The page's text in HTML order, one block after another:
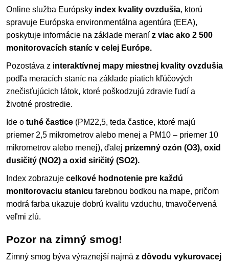
Online služba Európsky index kvality ovzdušia, ktorú
spravuje Európska environmentálna agentúra (EEA),
poskytuje informácie na základe meraní z viac ako 2 500
monitorovacích staníc v celej Európe.
Pozostáva z interaktívnej mapy miestnej kvality ovzdušia
podľa meracích staníc na základe piatich kľúčových
znečisťujúcich látok, ktoré poškodzujú zdravie ľudí a
životné prostredie.
Ide o tuhé častice (PM22,5, teda častice, ktoré majú
priemer 2,5 mikrometrov alebo menej a PM10 – priemer 10
mikrometrov alebo menej), ďalej prízemný ozón (O3), oxid
dusičitý (NO2) a oxid siričitý (SO2).
Index zobrazuje celkové hodnotenie pre každú
monitorovaciu stanicu farebnou bodkou na mape, pričom
modrá farba ukazuje dobrú kvalitu vzduchu, tmavočervená
veľmi zlú.
Pozor na zimný smog!
Zimný smog býva výraznejší najmä z dôvodu vykurovacej